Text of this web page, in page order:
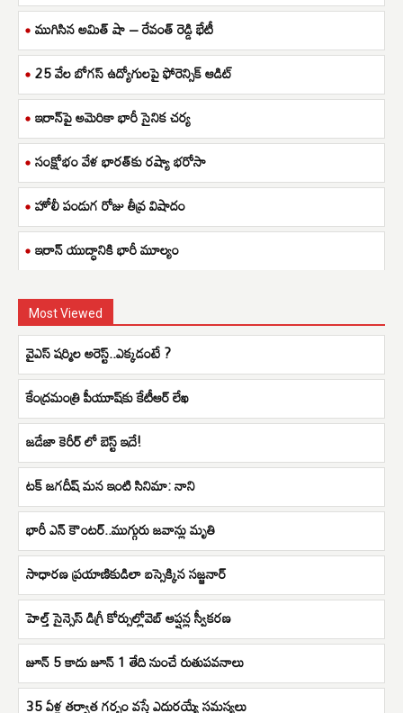
ముగిసిన అమిత్ షా – రేవంత్ రెడ్డి భేటీ
25 వేల బోగస్ ఉద్యోగులపై ఫోరెన్సిక్ ఆడిట్
ఇరాన్‌పై అమెరికా భారీ సైనిక చర్య
సంక్షోభం వేళ భారత్‌కు రష్యా భరోసా
హోలీ పండుగ రోజు తీవ్ర విషాదం
ఇరాన్ యుద్ధానికి భారీ మూల్యం
Most Viewed
వైఎస్ షర్మిల అరెస్ట్..ఎక్కడంటే ?
కేంద్రమంత్రి పీయూష్​కు కేటీఆర్​ లేఖ
జడేజా కెరీర్ లో బెస్ట్ ఇదే!
టక్ జగదీష్ మన ఇంటి సినిమా: నాని
భారీ ఎన్ కౌంటర్..ముగ్గురు జవాన్లు మృతి
సాధారణ ప్రయాణికుడిలా బస్సెక్కిన సజ్జనార్
హెల్త్ సైన్సెస్ డిగ్రీ కోర్సుల్లోవెబ్ ఆప్షన్ల స్వీకరణ
జూన్ 5 కాదు జూన్ 1 తేది నుంచే రుతుపవనాలు
35 ఏళ్ల తర్వాత గర్భం వస్తే ఎదురయ్యే సమస్యలు